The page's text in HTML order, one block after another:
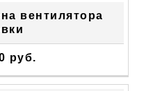
вентилятора
руб.